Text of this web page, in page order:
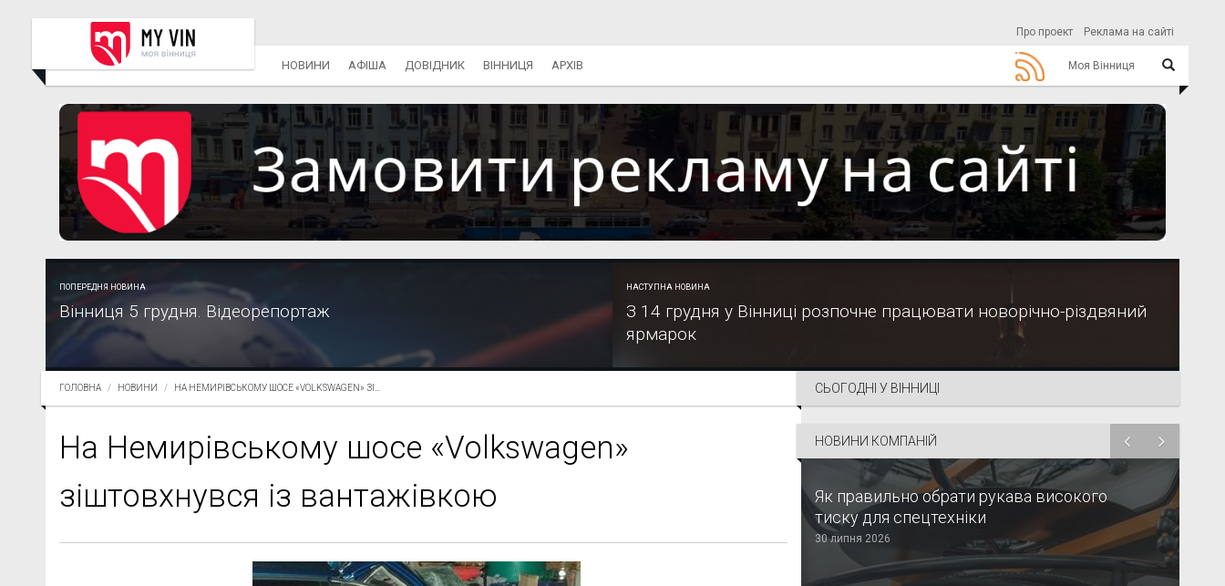
Про проект Реклама на сайті
Моя Вінниця
НОВИНИ АФІША ДОВІДНИК ВІННИЦЯ АРХІВ
ПОПЕРЕДНЯ НОВИНА
Вінниця 5 грудня. Відеорепортаж
НАСТУПНА НОВИНА
З 14 грудня у Вінниці розпочне працювати новорічно-різдвяний
ярмарок
ГОЛОВНА НОВИНИ НА НЕМИРІВСЬКОМУ ШОСЕ «VOLKSWAGEN» ЗІ...
На Немирівському шосе «Volkswagen»
зіштовхнувся із вантажівкою
СЬОГОДНІ У ВІННИЦІ
НОВИНИ КОМПАНІЙ
Як правильно обрати рукава високого
тиску для спецтехніки
30 липня 2026